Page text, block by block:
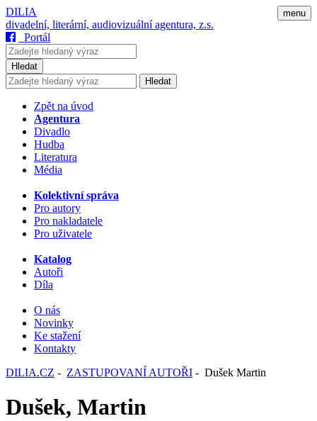
menu
DILIA
divadelní, literární, audiovizuální agentura, z.s.
Portál
Hledat
Hledat
Zpět na úvod
Agentura
Divadlo
Hudba
Literatura
Média
Kolektivní správa
Pro autory
Pro nakladatele
Pro uživatele
Katalog
Autoři
Díla
O nás
Novinky
Ke stažení
Kontakty
DILIA.CZ - ZASTUPOVANÍ AUTOŘI - Dušek Martin
Dušek, Martin